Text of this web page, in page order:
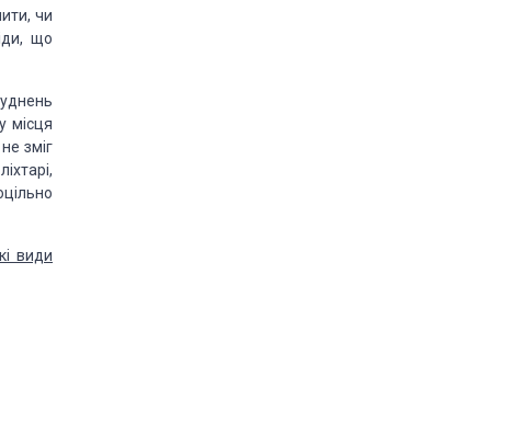
чи
що
місця
не зміг
види